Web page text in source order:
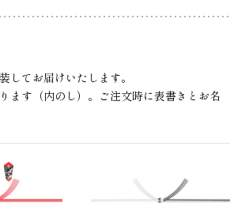
してお届けいたします。
ます（内のし）。ご注文時に表書きとお名